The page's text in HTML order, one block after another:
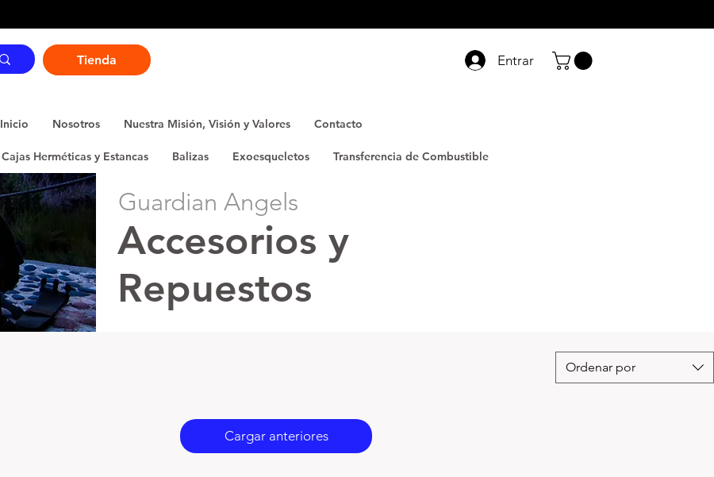
Tienda Entrar
Inicio Nosotros Nuestra Misión, Visión y Valores Contacto
Cajas Herméticas y Estancas Balizas Exoesqueletos Transferencia de Combustible
Guardian Angels
Accesorios y
Repuestos
Ordenar por
Cargar anteriores